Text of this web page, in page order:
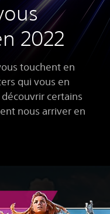
2022
touchent en
qui vous en
certains
nous arriver en